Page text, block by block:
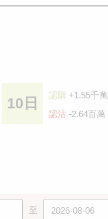
10日 認購 +1.55千萬
認沽 -2.64百萬
至